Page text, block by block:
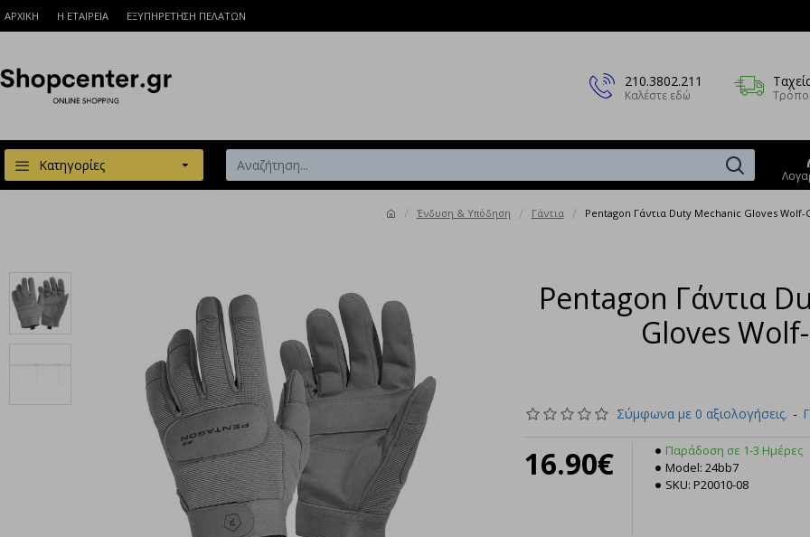
ΑΡΧΙΚΗ Η ΕΤΑΙΡΕΙΑ ΕΞΥΠΗΡΕΤΗΣΗ ΠΕΛΑΤΩΝ
210.3802.211
Καλέστε εδώ
Κατηγορίες
Ένδυση & Υπόδηση Γάντια Pentagon Γάντια Duty Mechanic Gloves Wolf-
Pentagon Γάντια
Gloves
Σύμφωνα με 0 αξιολογήσεις. -
16.90€
Παράδοση σε 1-3 Ημέρες
Model: 24bb7
SKU: P20010-08